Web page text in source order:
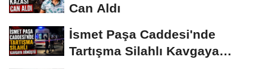
Can Aldı
İsmet Paşa Caddesi'nde
Tartışma Silahlı Kavgaya